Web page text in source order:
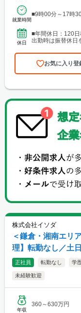
就業時間
■9時00分～17時
休日
■年間休日：120
出勤時は振替休日
お気に入り登
株式会社イソダ
＜鎌倉・湘南エリ
理】転勤なし／土
正社員 転勤なし 学
未経験歓迎
年収
360～630万円